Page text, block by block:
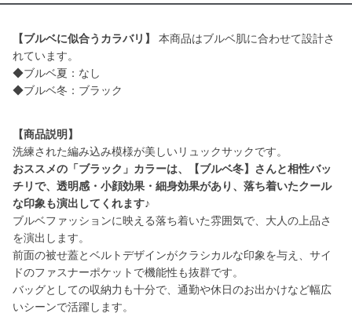
【ブルベに似合うカラバリ】
本商品はブルベ肌に合わせて設計さ
れています。
◆ブルベ夏：なし
◆ブルベ冬：ブラック
【商品説明】
おススメの「ブラック」カラーは、【ブルベ冬】さんと相性バッ
チリで、透明感・小顔効果・細身効果があり、落ち着いたクール
な印象も演出してくれます♪
ブルベファッションに映える落ち着いた雰囲気で、大人の上品さ
を演出します。
前面の被せ蓋とベルトデザインがクラシカルな印象を与え、サイ
ドのファスナーポケットで機能性も抜群です。
バッグとしての収納力も十分で、通勤や休日のお出かけなど幅広
いシーンで活躍します。